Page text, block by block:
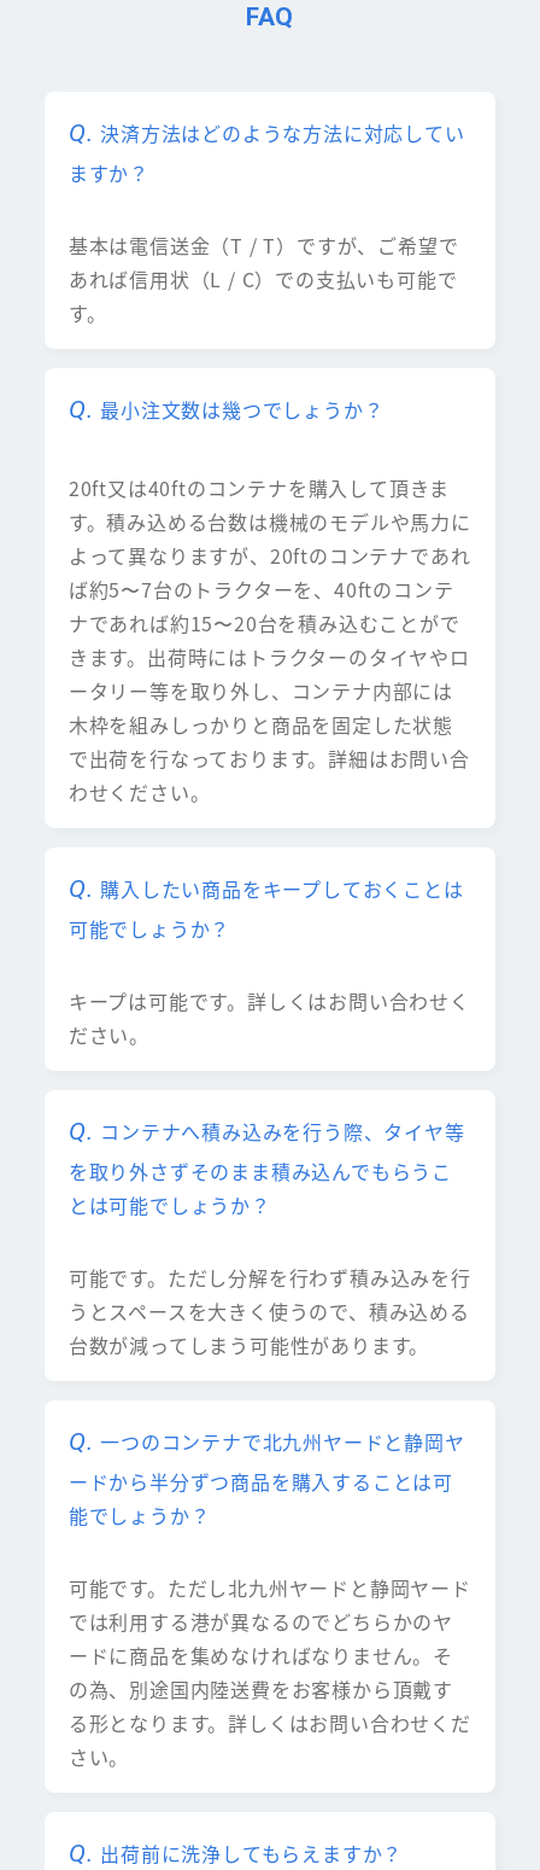
FAQ
決済方法はどのような方法に対応してい
ますか？
基本は電信送金（T / T）ですが、ご希望で
あれば信用状（L / C）での支払いも可能で
す。
最小注文数は幾つでしょうか？
20ft又は40ftのコンテナを購入して頂きま
す。積み込める台数は機械のモデルや馬力に
よって異なりますが、20ftのコンテナであれ
ば約5〜7台のトラクターを、40ftのコンテ
ナであれば約15〜20台を積み込むことがで
きます。出荷時にはトラクターのタイヤやロ
ータリー等を取り外し、コンテナ内部には
木枠を組みしっかりと商品を固定した状態
で出荷を行なっております。詳細はお問い合
わせください。
購入したい商品をキープしておくことは
可能でしょうか？
キープは可能です。詳しくはお問い合わせく
ださい。
コンテナへ積み込みを行う際、タイヤ等
を取り外さずそのまま積み込んでもらうこ
とは可能でしょうか？
可能です。ただし分解を行わず積み込みを行
うとスペースを大きく使うので、積み込める
台数が減ってしまう可能性があります。
一つのコンテナで北九州ヤードと静岡ヤ
ードから半分ずつ商品を購入することは可
能でしょうか？
可能です。ただし北九州ヤードと静岡ヤード
では利用する港が異なるのでどちらかのヤ
ードに商品を集めなければなりません。そ
の為、別途国内陸送費をお客様から頂戴す
る形となります。詳しくはお問い合わせくだ
さい。
出荷前に洗浄してもらえますか？